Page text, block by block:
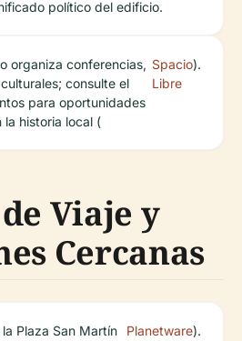
político del edificio.
organiza conferencias,
consulte el
para oportunidades
historia local (
Spacio
Libre
).
Viaje y
Cercanas
Plaza San Martín
Planetware).